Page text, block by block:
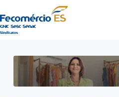
para
o
conteúdo